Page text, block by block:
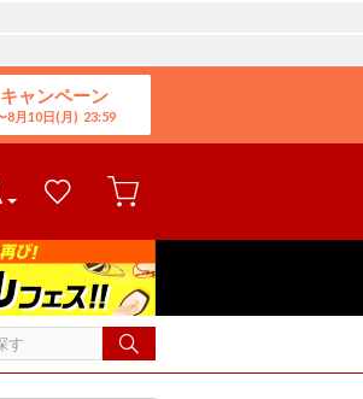
キャンペーン
8月10日(月)